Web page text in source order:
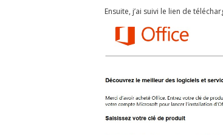
Ensuite, j’ai suivi le lien de